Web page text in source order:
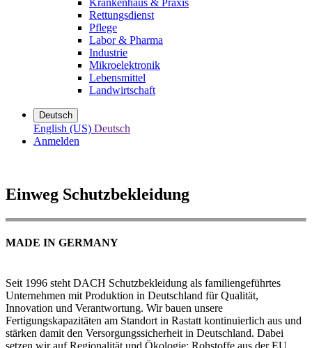
Krankenhaus & Praxis
Rettungsdienst
Pflege
Labor & Pharma
Industrie
Mikroelektronik
Lebensmittel
Landwirtschaft
Deutsch
English (US) Deutsch
Anmelden
Einweg Schutzbekleidung
MADE IN GERMANY
Seit 1996 steht DACH Schutzbekleidung als familiengeführtes
Unternehmen mit Produktion in Deutschland für Qualität,
Innovation und Verantwortung. Wir bauen unsere
Fertigungskapazitäten am Standort in Rastatt kontinuierlich aus und
stärken damit den Versorgungssicherheit in Deutschland. Dabei
setzen wir auf Regionalität und Ökologie: Rohstoffe aus der EU,